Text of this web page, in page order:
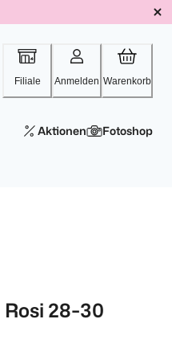
Filiale Anmelden Warenkorb
Aktionen Fotoshop
28-30